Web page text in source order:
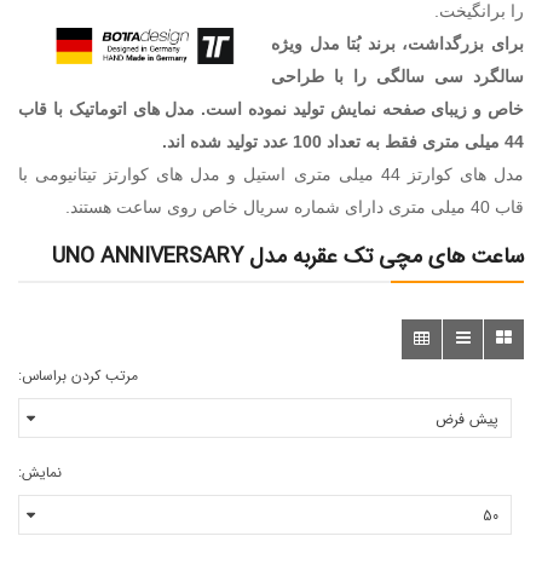
را برانگیخت.
برای بزرگداشت، برند بُتا مدل ویژه
سالگرد سی سالگی را با طراحی
خاص و زیبای صفحه نمایش تولید نموده است. مدل های اتوماتیک با قاب
44 میلی متری فقط به تعداد 100 عدد تولید شده اند.
مدل های کوارتز 44 میلی متری استیل و مدل های کوارتز تیتانیومی با
قاب 40 میلی متری دارای شماره سریال خاص روی ساعت هستند.
ساعت های مچی تک عقربه مدل UNO ANNIVERSARY
مرتب کردن براساس:
نمایش: